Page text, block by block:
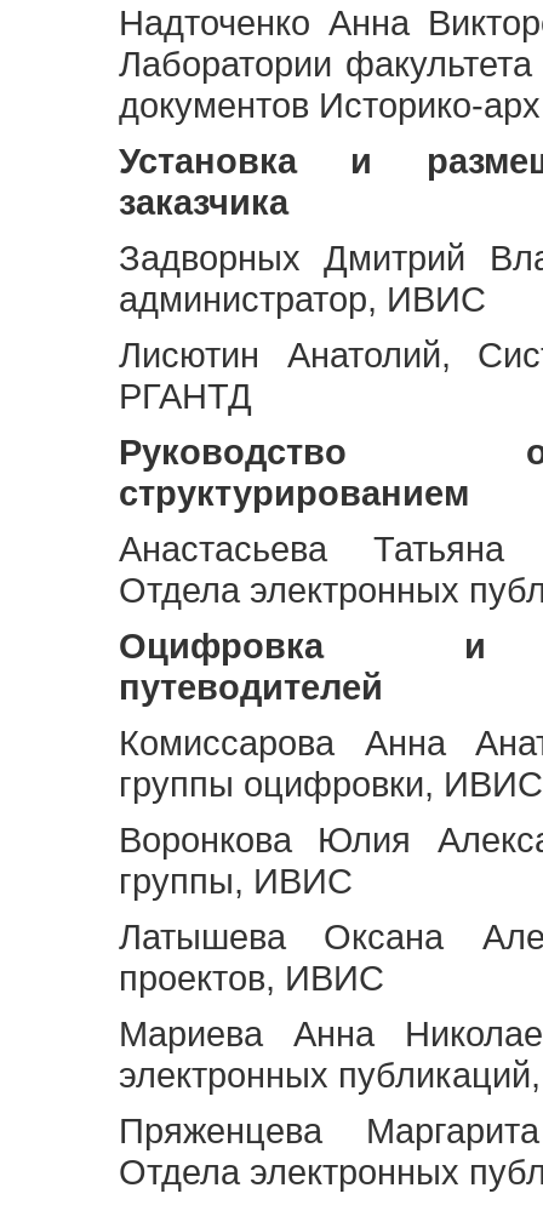
Надточенко Анна
Лаборатории
документов Историко-
Установка и
заказчика
Задворных Дмитрий
администратор, ИВИС
Лисютин Анатолий,
РГАНТД
Руководство
структурированием
Анастасьева Татьяна
Отдела электронных
Оцифровка и
путеводителей
Комиссарова Анна
группы оцифровки, ИВИС
Воронкова Юлия
группы, ИВИС
Латышева Оксана
проектов, ИВИС
Мариева Анна
электронных
Пряженцева
Отдела электронных